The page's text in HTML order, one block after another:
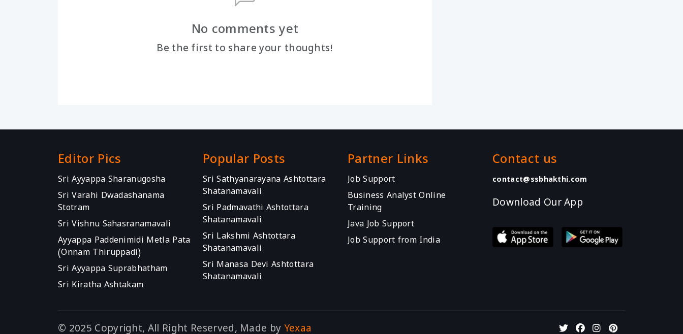
No comments yet
Be the first to share your thoughts!
Editor Pics
Sri Ayyappa Sharanugosha
Sri Varahi Dwadashanama
Stotram
Sri Vishnu Sahasranamavali
Ayyappa Paddenimidi Metla Pata
(Onnam Thiruppadi)
Sri Ayyappa Suprabhatham
Sri Kiratha Ashtakam
Popular Posts
Sri Sathyanarayana Ashtottara
Shatanamavali
Sri Padmavathi Ashtottara
Shatanamavali
Sri Lakshmi Ashtottara
Shatanamavali
Sri Manasa Devi Ashtottara
Shatanamavali
Partner Links
Job Support
Business Analyst Online
Training
Java Job Support
Job Support from India
Contact us
contact@ssbhakthi.com
Download Our App
© 2025 Copyright, All Right Reserved, Made by Yexaa